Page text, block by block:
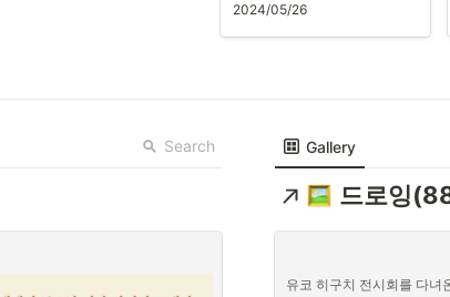
2024/05/26
Search Gallery
드로잉
유코 히구치 전시회를 다녀